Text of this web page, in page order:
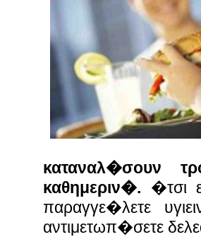
καταναλ�σουν
καθημεριν�. �τσι
παραγγε�λετε
αντιμετωπ�σετε